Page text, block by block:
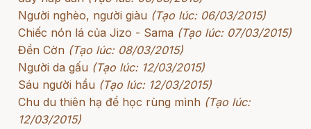
Người nghèo, người giàu (Tạo lúc: 06/03/2015)
Chiếc nón lá của Jizo - Sama (Tạo lúc: 07/03/2015)
Đền Cờn (Tạo lúc: 08/03/2015)
Người da gấu (Tạo lúc: 12/03/2015)
Sáu người hầu (Tạo lúc: 12/03/2015)
Chu du thiên hạ để học rùng mình (Tạo lúc:
12/03/2015)